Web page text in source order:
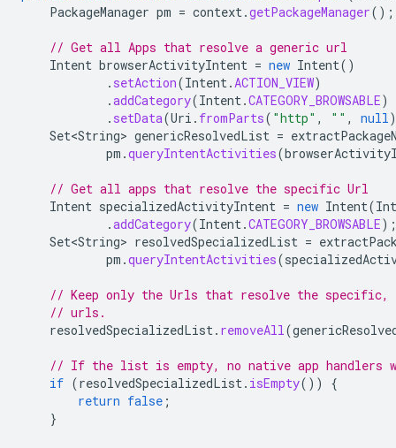
PackageManager pm = context.getPackageManager();
// Get all Apps that resolve a generic url
Intent browserActivityIntent = new Intent()
. setAction(Intent.ACTION_VIEW)
.addCategory(Intent.CATEGORY_BROWSABLE)
. setData(Uri . fromParts( "http" , "" , null
Set<String> genericResolvedList =
pm .queryIntentActivities(
// Get all apps that resolve the specific Url
Intent specializedActivityIntent = new Intent(
.addCategory(Intent.CATEGORY_BROWSABLE);
Set<String> resolvedSpecializedList =
pm .queryIntentActivities(
// Keep only the Urls that resolve the specific,
// urls.
resolvedSpecializedList. removeAll(
// If the list is empty, no native app handlers
if (resolvedSpecializedList. isEmpty())
{
return false ;
}